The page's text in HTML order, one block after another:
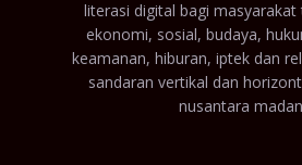
literasi digital bagi
ekonomi, sosial, budaya,
keamanan, hiburan, iptek dan
sandaran vertikal dan
nusantara